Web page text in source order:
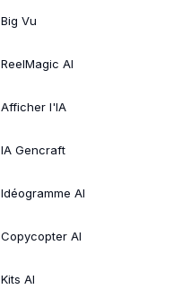
Big Vu
ReelMagic AI
Afficher l'IA
IA Gencraft
Idéogramme AI
Copycopter AI
Kits AI